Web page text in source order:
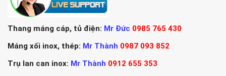
Thang máng cáp, tủ điện: Mr Đức 0985 765 430
Máng xối inox, thép: Mr Thành 0987 093 852
Trụ lan can inox: Mr Thành 0912 655 353